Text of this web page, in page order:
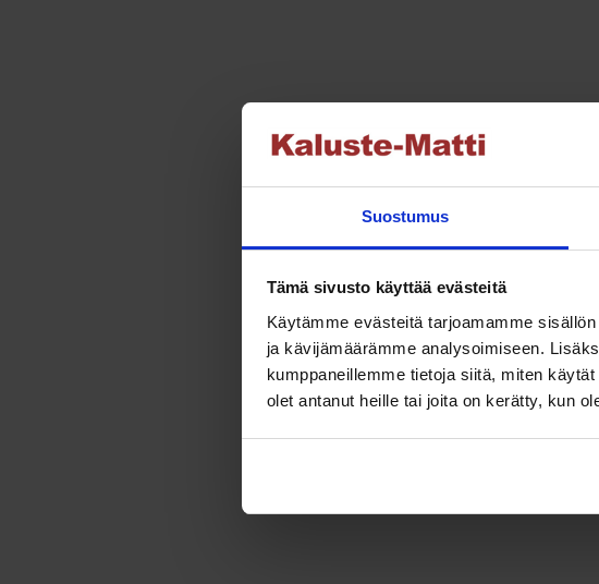
Suostumus
Tämä sivusto käyttää evästeitä
Käytämme evästeitä tarjoamamme
ja kävijämäärämme analysoimiseen.
kumppaneillemme tietoja siitä, miten
olet antanut heille tai joita on kerätty, kun